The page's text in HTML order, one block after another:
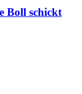
Boll schickt